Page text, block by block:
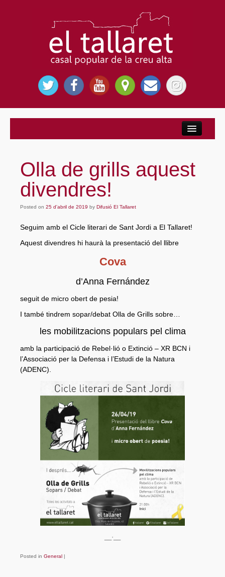
El Casal Popular
Per què El Tallaret?
Entitats
Sòcies i socis
Parelles lingüístiques
Material
Documents fundacionals
Octavetes
Plafons
Videos
Participa
Fes-te soci/sòcia!
Avals
Enllaços
Contacte
Olla de grills aquest
divendres!
Posted on 25 d'abril de 2019 by Difusió El Tallaret
Seguim amb el Cicle literari de Sant Jordi a El Tallaret!
Aquest divendres hi haurà la presentació del llibre
Cova
d’Anna Fernández
seguit de micro obert de pesia!
I també tindrem sopar/debat Olla de Grills sobre…
les mobilitzacions populars pel clima
amb la participació de Rebel·lió o Extinció – XR BCN i
l’Associació per la Defensa i l’Estudi de la Natura
(ADENC).
__·__
Posted in General |